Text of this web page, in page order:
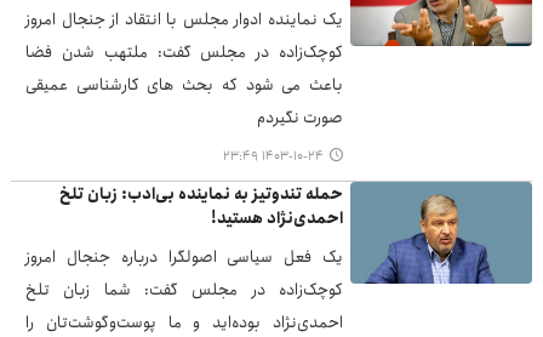
یک نماینده ادوار مجلس با انتقاد از جنجال امروز
کوچک‌زاده در مجلس گفت: ملتهب شدن فضا
باعث می شود که بحث های کارشناسی عمیقی
صورت نگیردم
۱۴۰۳-۱۰-۲۴ ۲۳:۴۹
حمله تندوتیز به نماینده بی‌ادب: زبان تلخ
احمدی‌نژاد هستید!
یک فعل سیاسی اصولگرا درباره جنجال امروز
کوچک‌زاده در مجلس گفت: شما زبان تلخ
احمدی‌نژاد بوده‌اید و ما پوست‌وگوشت‌تان را